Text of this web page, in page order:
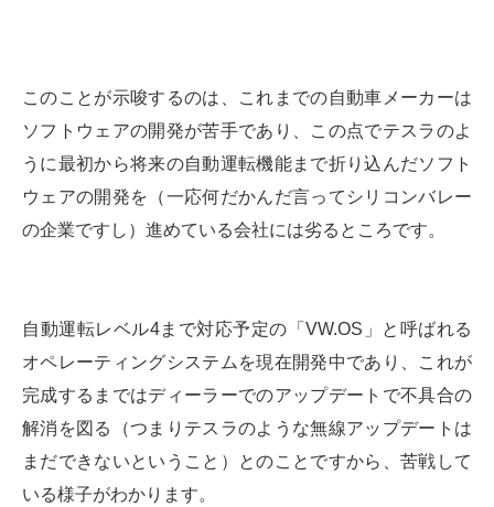
このことが示唆するのは、これまでの自動車メーカーは
ソフトウェアの開発が苦手であり、この点でテスラのよ
うに最初から将来の自動運転機能まで折り込んだソフト
ウェアの開発を（一応何だかんだ言ってシリコンバレー
の企業ですし）進めている会社には劣るところです。
自動運転レベル4まで対応予定の「VW.OS」と呼ばれる
オペレーティングシステムを現在開発中であり、これが
完成するまではディーラーでのアップデートで不具合の
解消を図る（つまりテスラのような無線アップデートは
まだできないということ）とのことですから、苦戦して
いる様子がわかります。